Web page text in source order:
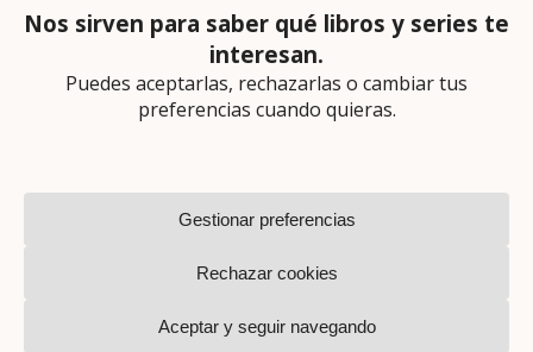
En calidad de afiliado de Amazon obtengo
ingresos por las compras adscritas que